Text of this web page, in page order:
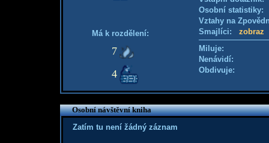
Má k rozdělení:
7
4
Osobní
Vztahy na
Smajlíci: zobraz
Miluje:
Nenávidí:
Obdivuje:
Osobní návštěvní kniha
Zatím tu není žádný záznam